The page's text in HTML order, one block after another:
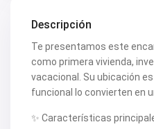
Descripción
Te presentamos este
como primera vivienda,
vacacional. Su ubicación
funcional lo convierten en
✨ Características